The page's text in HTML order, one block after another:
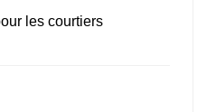
les courtiers